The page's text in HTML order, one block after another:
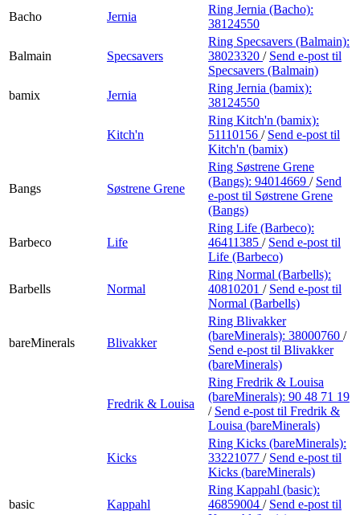
Bacho Jernia
Ring Jernia (Bacho):
38124550
Balmain Specsavers
Ring Specsavers (Balmain):
38023320 / Send e-post til
Specsavers (Balmain)
bamix
Jernia
Ring Jernia (bamix):
38124550
Kitch'n
Ring Kitch'n (bamix):
51110156 / Send e-post til
Kitch'n (bamix)
Bangs Søstrene Grene
Ring Søstrene Grene
(Bangs): 94014669 / Send
e-post til Søstrene Grene
(Bangs)
Barbeco Life
Ring Life (Barbeco):
46411385 / Send e-post til
Life (Barbeco)
Barbells Normal
Ring Normal (Barbells):
40810201 / Send e-post til
Normal (Barbells)
bareMinerals Blivakker
Ring Blivakker
(bareMinerals): 38000760 /
Send e-post til Blivakker
(bareMinerals)
Fredrik & Louisa
Ring Fredrik & Louisa
(bareMinerals): 90 48 71 19
/ Send e-post til Fredrik &
Louisa (bareMinerals)
Kicks
Ring Kicks (bareMinerals):
33221077 / Send e-post til
Kicks (bareMinerals)
basic Kappahl
Ring Kappahl (basic):
46859004 / Send e-post til